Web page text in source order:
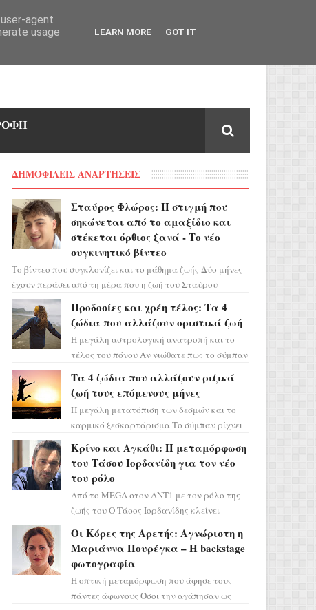
ΔΗΜΟΦΙΛΕΙΣ ΑΝΑΡΤΗΣΕΙΣ
Σταύρος Φλώρος: Η στιγμή που
σηκώνεται από το αμαξίδιο και
στέκεται όρθιος ξανά - Το νέο
συγκινητικό βίντεο
Το βίντεο που συγκλονίζει και το μάθημα ζωής Δύο μήνες
έχουν περάσει από τη μέρα που η ζωή του Σταύρου
Φλώρου άλλαξε για πάντα. Ο πρώην...
Προδοσίες και χρέη τέλος: Τα 4
ζώδια που αλλάζουν οριστικά ζωή
Η μεγάλη αστρολογική ανατροπή και το
τέλος του πόνου Αν νιώθατε πως το σύμπαν
πάρετε μια βαθιά α...
Τα 4 ζώδια που αλλάζουν ριζικά
ζωή τους επόμενους μήνες
Η μεγάλη μετατόπιση των δεσμών και το
καρμικό ξεσκαρτάρισμα Το σύμπαν ρίχνει
προειδοποιεί: οι σελην...
Κρίνο και Αγκάθι: Η μεταμόρφωση
του Τάσου Ιορδανίδη για τον νέο
του ρόλο
Από το MEGA στον ΑΝΤ1 με τον ρόλο της
ζωής του Ο Τάσος Ιορδανίδης κλείνει
επιτυχίας «Μια Νύχτα Μόνο» ...
Οι Κόρες της Αρετής: Αγνώριστη η
Μαριάννα Πουρέγκα – H backstage
φωτογραφία
Η οπτική μεταμόρφωση που άφησε τους
πάντες άφωνους Όσοι την αγάπησαν ως
agent
usage
LEARN MORE GOT IT